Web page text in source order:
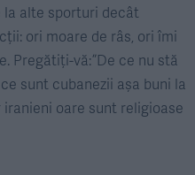
alte sporturi decât
ori moare de râs, ori îmi
Pregătiți-vă: ”De ce nu stă
sunt cubanezii așa buni la
iranieni oare sunt religioase